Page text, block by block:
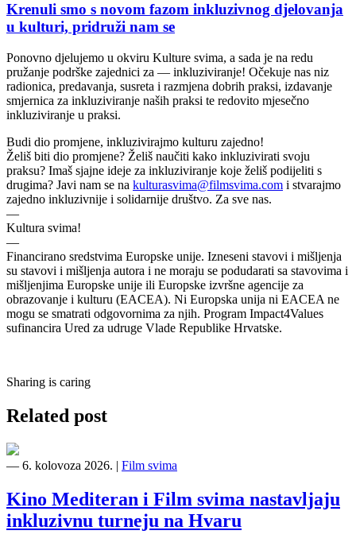
Krenuli smo s novom fazom inkluzivnog djelovanja
u kulturi, pridruži nam se
Ponovno djelujemo u okviru Kulture svima, a sada je na redu
pružanje podrške zajednici za — inkluziviranje! Očekuje nas niz
radionica, predavanja, susreta i razmjena dobrih praksi, izdavanje
smjernica za inkluziviranje naših praksi te redovito mjesečno
inkluziviranje u praksi.
Budi dio promjene, inkluzivirajmo kulturu zajedno!
Želiš biti dio promjene? Želiš naučiti kako inkluzivirati svoju
praksu? Imaš sjajne ideje za inkluziviranje koje želiš podijeliti s
drugima? Javi nam se na kulturasvima@filmsvima.com i stvarajmo
zajedno inkluzivnije i solidarnije društvo. Za sve nas.
—
Kultura svima!
—
Financirano sredstvima Europske unije. Izneseni stavovi i mišljenja
su stavovi i mišljenja autora i ne moraju se podudarati sa stavovima i
mišljenjima Europske unije ili Europske izvršne agencije za
obrazovanje i kulturu (EACEA). Ni Europska unija ni EACEA ne
mogu se smatrati odgovornima za njih. Program Impact4Values
sufinancira Ured za udruge Vlade Republike Hrvatske.
Sharing is caring
Related post
― 6. kolovoza 2026. | Film svima
Kino Mediteran i Film svima nastavljaju
inkluzivnu turneju na Hvaru